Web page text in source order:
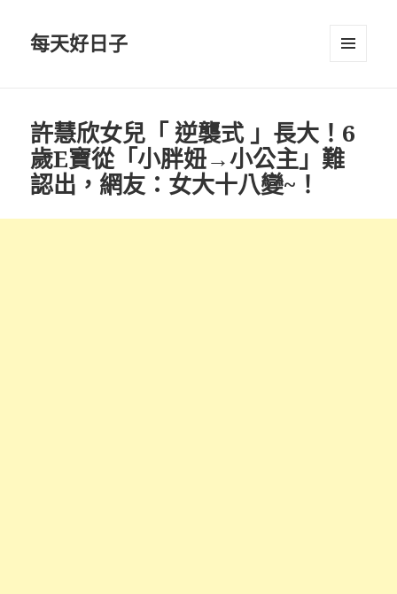
每天好日子
許慧欣女兒「 逆襲式 」長大！6
歲E寶從「小胖妞→小公主」難
認出，網友：女大十八變~！